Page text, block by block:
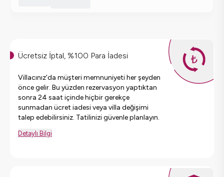
Ücretsiz İptal, %100 Para İadesi
Villacınız'da müşteri memnuniyeti her şeyden
önce gelir. Bu yüzden rezervasyon yaptıktan
sonra 24 saat içinde hiçbir gerekçe
sunmadan ücret iadesi veya villa değişimi
talep edebilirsiniz. Tatilinizi güvenle planlayın.
Detaylı Bilgi